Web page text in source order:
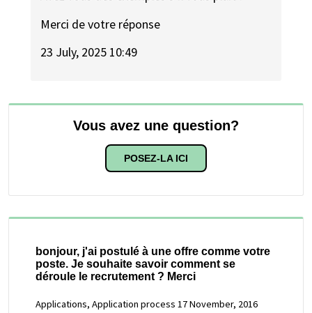
Merci de votre réponse
23 July, 2025 10:49
Vous avez une question?
POSEZ-LA ICI
bonjour, j'ai postulé à une offre comme votre
poste. Je souhaite savoir comment se
déroule le recrutement ? Merci
Applications, Application process 17 November, 2016